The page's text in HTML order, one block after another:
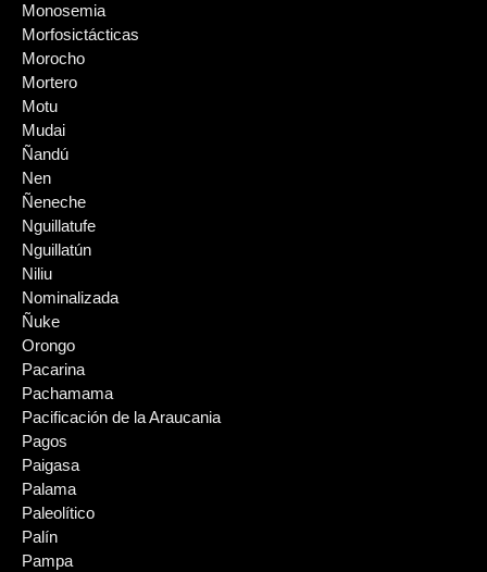
Monosemia
Morfosictácticas
Morocho
Mortero
Motu
Mudai
Ñandú
Nen
Ñeneche
Nguillatufe
Nguillatún
Niliu
Nominalizada
Ñuke
Orongo
Pacarina
Pachamama
Pacificación de la Araucania
Pagos
Paigasa
Palama
Paleolítico
Palín
Pampa